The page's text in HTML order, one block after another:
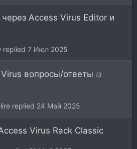
Access Virus Editor и
7 Июл 2025
Virus вопросы/ответы (3
24 Май 2025
Virus Rack Classic